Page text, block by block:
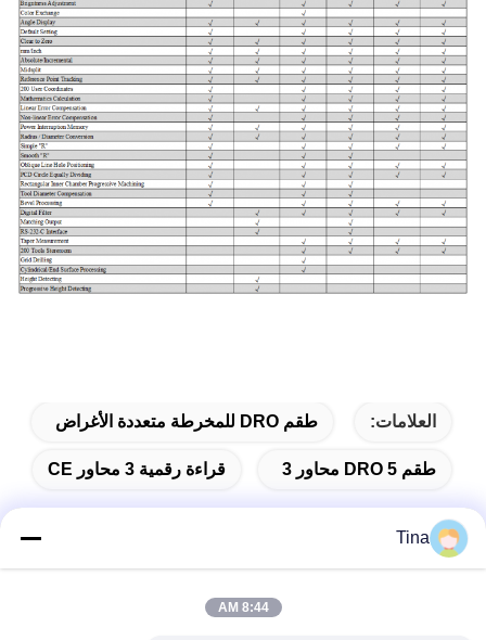
العلامات: طقم DRO للمخرطة متعددة الأغراض
طقم DRO 5 محاور 3 قراءة رقمية 3 محاور CE
Tina
8:44 AM